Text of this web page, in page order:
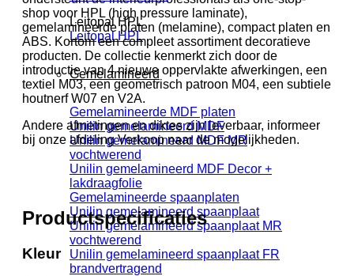
Leitopal HPL
Leitopal HPL
Gemelamineerd
Gemelamineerde MDF platen
Unilin gemelamineerd MDF
Unilin gemelamineerd MDF MR
vochtwerend
Unilin gemelamineerd MDF Decor +
lakdraagfolie
Gemelamineerde spaanplaten
Unilin gemelamineerd spaanplaat
Unilin gemelamineerd spaanplaat MR
vochtwerend
Unilin gemelamineerd spaanplaat FR
brandvertragend
shop voor HPL (high pressure laminate),
gemelamineerde platen (melamine), compact platen en
ABS. Kortom een compleet assortiment decoratieve
producten. De collectie kenmerkt zich door de
introductie van 4 nieuwe oppervlakte afwerkingen, een
textiel M03, een geometrisch patroon M04, een subtiele
houtnerf W07 en V2A.
Andere afmetingen en diktes zijn leverbaar, informeer
bij onze afdeling Verkoop naar de mogelijkheden.
Productspecificaties
Kleur